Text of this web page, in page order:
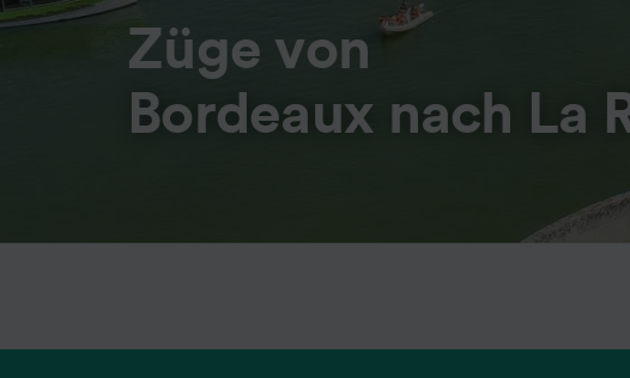
Züge von
Bordeaux nach La